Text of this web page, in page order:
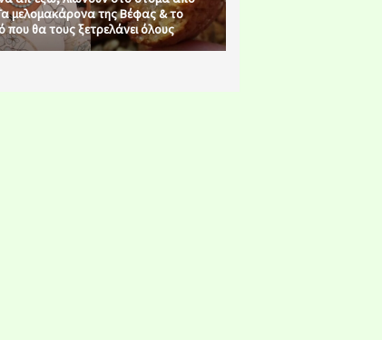
μελομακάρονα της Βέφας & το
που θα τους ξετρελάνει όλους